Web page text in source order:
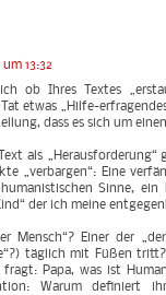
13:32
ob Ihres Textes
etwas „Hilfe-
dass es sich um
als „Herausforderung“
„verbargen“: Eine
Sinne, ein
der ich meine
Mensch“? Einer der
täglich mit Füßen
fragt: Papa, was ist
Warum definiert